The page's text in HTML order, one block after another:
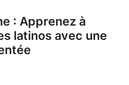
: Apprenez à
latinos avec une